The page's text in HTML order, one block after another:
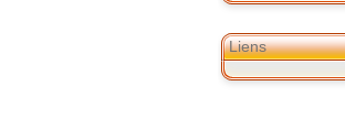
Liens